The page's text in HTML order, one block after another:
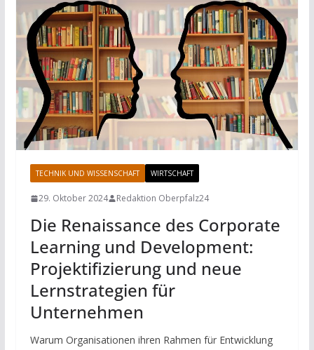
TECHNIK UND WISSENSCHAFT WIRTSCHAFT
29. Oktober 2024 Redaktion Oberpfalz24
Die Renaissance des Corporate
Learning und Development:
Projektifizierung und neue
Lernstrategien für
Unternehmen
Warum Organisationen ihren Rahmen für Entwicklung